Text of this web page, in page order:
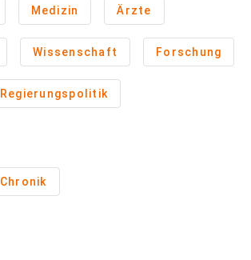
Medizin Ärzte
Wissenschaft Forschung
Regierungspolitik
Chronik